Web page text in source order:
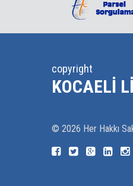
copyright
KOCAELI
© 2026 Her Hakkı